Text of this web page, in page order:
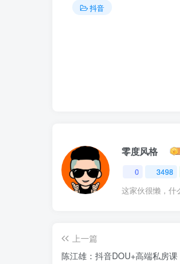
抖音
零度风格
0 3498
这家伙很懒，什
上一篇
陈江雄：抖音DOU+高端私房课